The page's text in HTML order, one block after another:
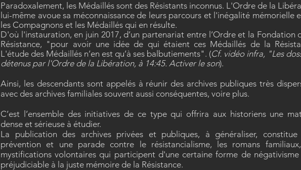
Paradoxalement, les Médaillés sont des Résistants inconnus. L'Ordre de la
lui-même avoue sa méconnaissance de leurs parcours et l'inégalité mémorielle
les Compagnons et les Médaillés qui en résulte.
D'où l'instauration, en juin 2017, d’un partenariat entre l’Ordre et la Fondation
Résistance, "pour avoir une idée de qui étaient ces Médaillés de la
L'étude des Médaillés n’en est qu’à ses balbutiements". (Cf. vidéo infra, "Les
détenus par l'Ordre de la Libération, à 14:45. Activer le son).
Ainsi, les descendants sont appelés à réunir des archives publiques très
avec des archives familiales souvent aussi conséquentes, voire plus.
C’est l’ensemble des initiatives de ce type qui offrira aux historiens une
dense et sérieuse à étudier.
La publication des archives privées et publiques, à généraliser, constitue
prévention et une parade contre le résistancialisme, les romans
mystifications volontaires qui participent d'une certaine forme de
préjudiciable à la juste mémoire de la Résistance.